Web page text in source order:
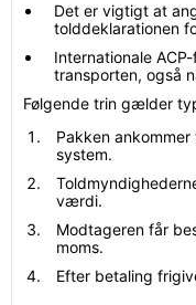
Det er vigtigt at
tolddeklarationen
Internationale
transporten, også
Følgende trin gælder
Pakken ankommer
system.
værdi.
Modtageren får
moms.
Efter betaling